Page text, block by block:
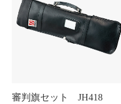
審判旗セット JH418